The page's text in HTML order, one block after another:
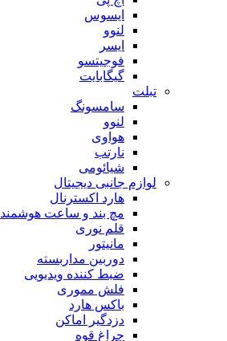
ایسوس
لنوو
ایسر
فوجیتسو
گیگابایت
تبلت
سامسونگ
لنوو
هواوی
نارتب
شیائومی
لوازم جانبی دیجیتال
هارد اکسترنال
مچ بند و ساعت هوشمند
قلم نوری
مانیتور
دوربین مداربسته
ضبط کننده ویدیویی
فلش مموری
باکس هارد
دزدگیر اماکن
چراغ قوه